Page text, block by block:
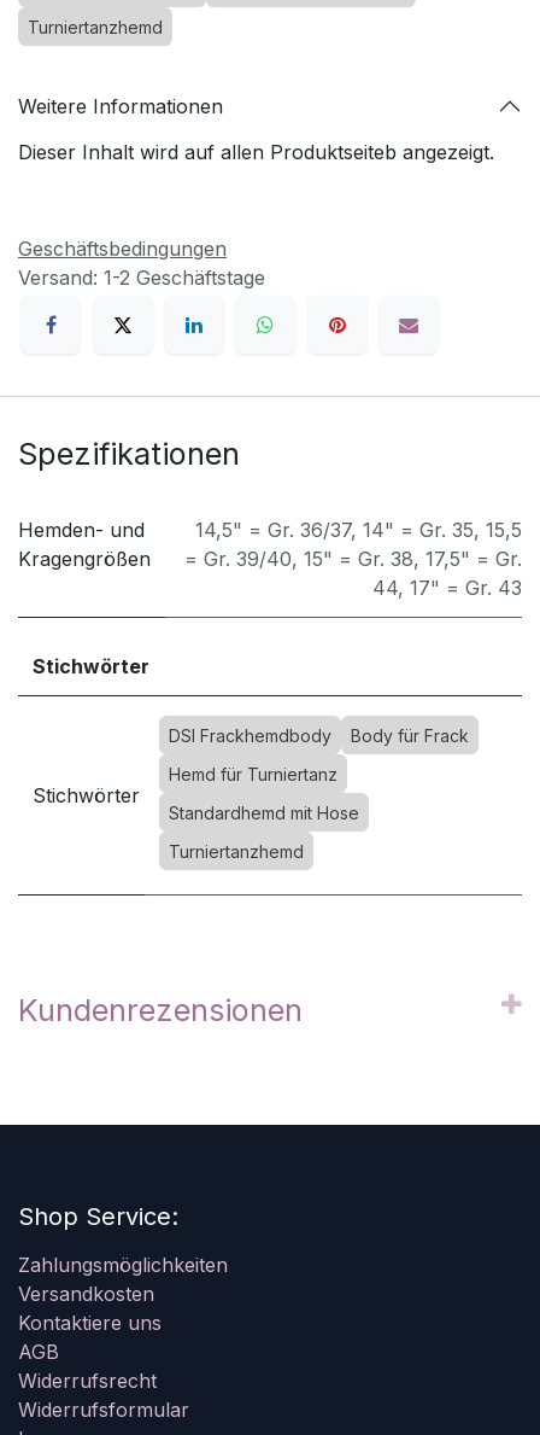
Turniertanzhemd
Weitere Informationen
Dieser Inhalt wird auf allen Produktseiteb angezeigt.
Geschäftsbedingungen
Versand: 1-2 Geschäftstage
Spezifikationen
Hemden- und
Kragengrößen
14,5" = Gr. 36/37, 14" = Gr. 35, 15,5
= Gr. 39/40, 15" = Gr. 38, 17,5" = Gr.
44, 17" = Gr. 43
Stichwörter
Stichwörter
DSI Frackhemdbody
Body für Frack
Hemd für Turniertanz
Standardhemd mit Hose
Turniertanzhemd
Kundenrezensionen
Shop Service:
Zahlungsmöglichkeiten
Versandkosten
Kontaktiere uns
AGB
Widerrufsrecht
Widerrufsformular